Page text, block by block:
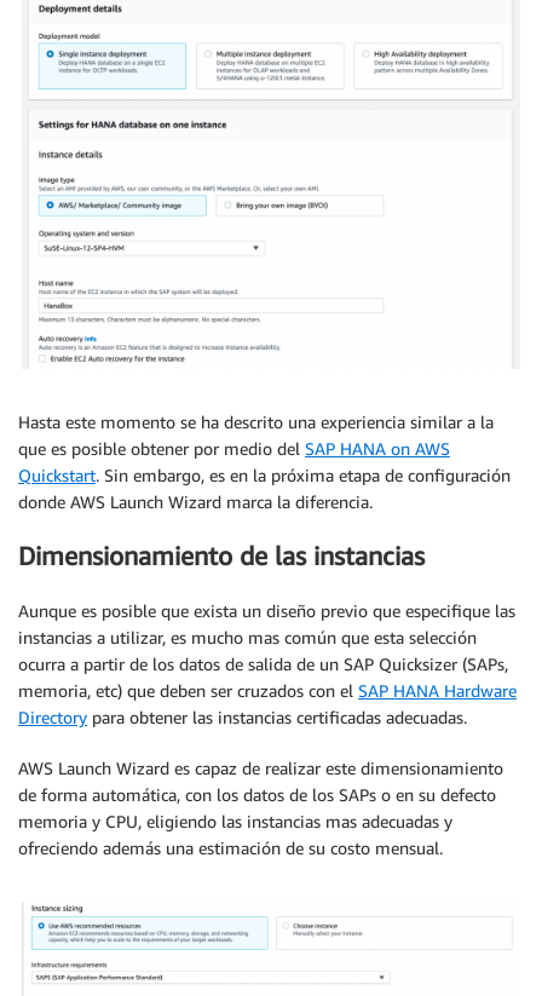
Hasta este momento se ha descrito una experiencia similar a la
que es posible obtener por medio del SAP HANA on AWS
Quickstart. Sin embargo, es en la próxima etapa de configuración
donde AWS Launch Wizard marca la diferencia.
Dimensionamiento de las instancias
Aunque es posible que exista un diseño previo que especifique las
instancias a utilizar, es mucho mas común que esta selección
ocurra a partir de los datos de salida de un SAP Quicksizer (SAPs,
memoria, etc) que deben ser cruzados con el SAP HANA Hardware
Directory para obtener las instancias certificadas adecuadas.
AWS Launch Wizard es capaz de realizar este dimensionamiento
de forma automática, con los datos de los SAPs o en su defecto
memoria y CPU, eligiendo las instancias mas adecuadas y
ofreciendo además una estimación de su costo mensual.